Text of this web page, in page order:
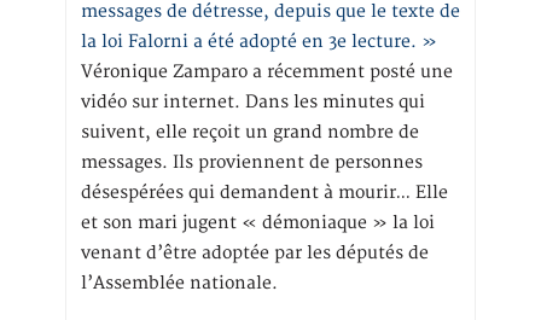
messages de détresse, depuis que le texte de
la loi Falorni a été adopté en 3e lecture. »
Véronique Zamparo a récemment posté une
vidéo sur internet. Dans les minutes qui
suivent, elle reçoit un grand nombre de
messages. Ils proviennent de personnes
désespérées qui demandent à mourir… Elle
et son mari jugent « démoniaque » la loi
venant d’être adoptée par les députés de
l’Assemblée nationale.